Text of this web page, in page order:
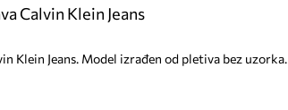
Calvin Klein Jeans
Klein Jeans. Model izrađen od pletiva bez uzorka.